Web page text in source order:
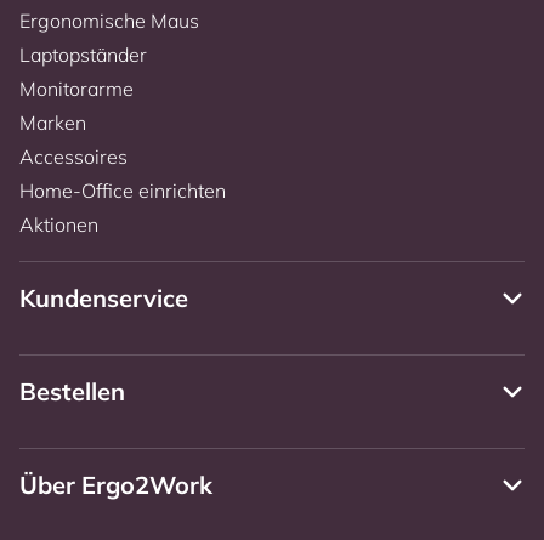
Ergonomische Maus
Laptopständer
Monitorarme
Marken
Accessoires
Home-Office einrichten
Aktionen
Kundenservice
Bestellen
Über Ergo2Work